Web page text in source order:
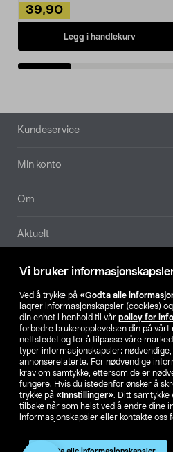
Vi bruker
Ved å trykke på «Godta alle
lagrer informasjonskapsler (cookies)
din enhet i henhold til vår policy for
forbedre brukeropplevelsen din på vårt
nettstedet og for å tilpasse våre
typer informasjonskapsler:
annonserelaterte. For nødvendige
krav om samtykke, ettersom de er
fungere. Hvis du istedenfor ønsker å
trykke på «Innstillinger». Ditt samtykke
tilbake når som helst ved å endre dine
informasjonskapsler eller kontakte oss
Produktet har
39,90
Legg i handlekurv
Bunntekst
Kundeservice
Min konto
Om
Aktuelt
Våre selskaper
Finn din
SE NO
Endre til priser